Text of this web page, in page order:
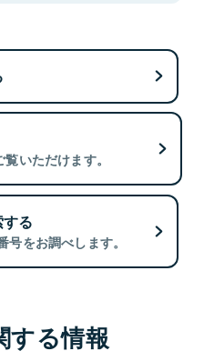
いただけます。
る
をお調べします。
する情報